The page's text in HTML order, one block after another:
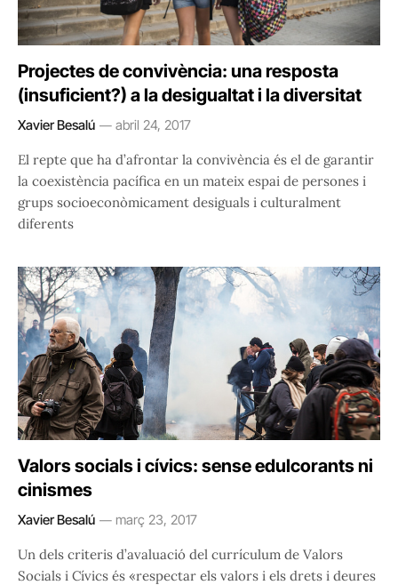
Projectes de convivència: una resposta
(insuficient?) a la desigualtat i la diversitat
Xavier Besalú abril 24, 2017
El repte que ha d’afrontar la convivència és el de garantir
la coexistència pacífica en un mateix espai de persones i
grups socioeconòmicament desiguals i culturalment
diferents
Valors socials i cívics: sense edulcorants ni
cinismes
Xavier Besalú març 23, 2017
Un dels criteris d’avaluació del currículum de Valors
Socials i Cívics és «respectar els valors i els drets i deures